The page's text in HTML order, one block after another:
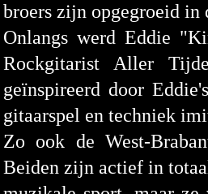
broers zijn opgegroeid in
Onlangs werd Eddie
Rockgitarist Aller
geïnspireerd door
gitaarspel en techniek
Zo ook de West-
Beiden zijn actief in